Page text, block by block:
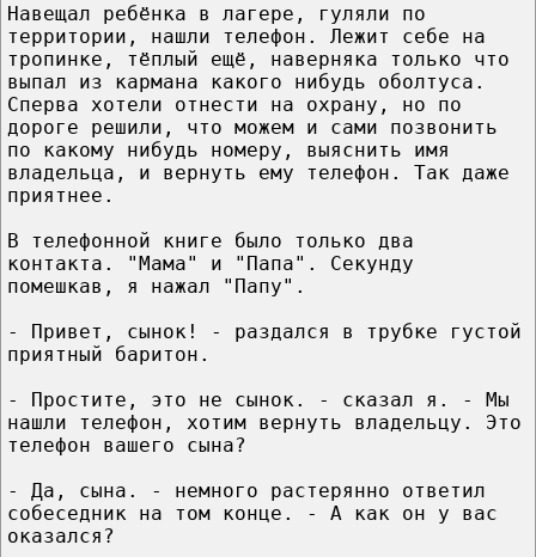
Навещал ребёнка в лагере, гуляли по
территории, нашли телефон. Лежит себе на
тропинке, тёплый ещё, наверняка только что
выпал из кармана какого нибудь оболтуса.
Сперва хотели отнести на охрану, но по
дороге решили, что можем и сами позвонить
по какому нибудь номеру, выяснить имя
владельца, и вернуть ему телефон. Так даже
приятнее.
В телефонной книге было только два
контакта. "Мама" и "Папа". Секунду
помешкав, я нажал "Папу".
- Привет, сынок! - раздался в трубке густой
приятный баритон.
- Простите, это не сынок. - сказал я. - Мы
нашли телефон, хотим вернуть владельцу. Это
телефон вашего сына?
- Да, сына. - немного растерянно ответил
собеседник на том конце. - А как он у вас
оказался?